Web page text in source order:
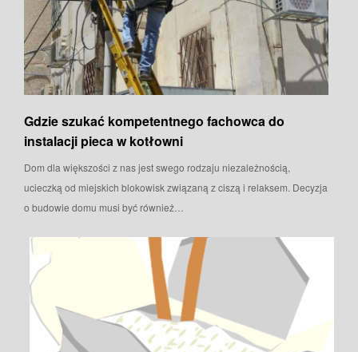
Gdzie szukać kompetentnego fachowca do
instalacji pieca w kotłowni
Dom dla większości z nas jest swego rodzaju niezależnością,
ucieczką od miejskich blokowisk związaną z ciszą i relaksem. Decyzja
o budowie domu musi być również…